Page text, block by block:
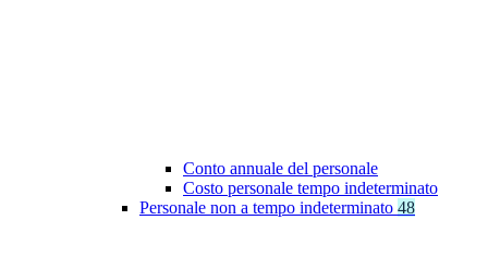
Conto annuale del personale
Costo personale tempo indeterminato
Personale non a tempo indeterminato 48